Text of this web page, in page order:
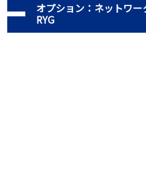
オプション：ネットワ
RYG